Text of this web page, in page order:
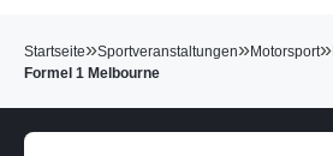
Startseite»Sportveranstaltungen»Motorsport»
Formel 1 Melbourne